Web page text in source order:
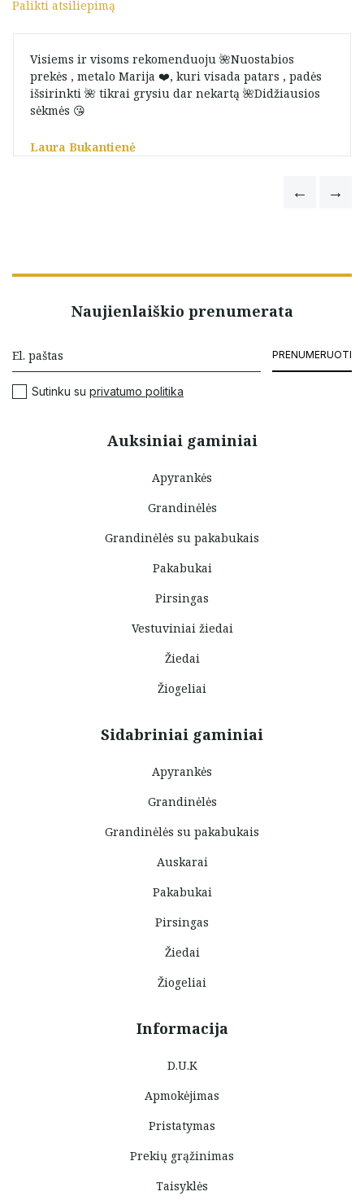
Palikti atsiliepimą
Visiems ir visoms rekomenduoju 🌺Nuostabios
prekės , metalo Marija ❤️, kuri visada patars , padės
išsirinkti 🌺 tikrai grysiu dar nekartą 🌺Didžiausios
sėkmės 😘
Laura Bukantienė
Auksiniai gaminiai
Apyrankės
Grandinėlės
Grandinėlės su pakabukais
Pakabukai
Pirsingas
Vestuviniai žiedai
Žiedai
Žiogeliai
Sidabriniai gaminiai
Apyrankės
Grandinėlės
Grandinėlės su pakabukais
Auskarai
Pakabukai
Pirsingas
Žiedai
Žiogeliai
Informacija
D.U.K
Apmokėjimas
Pristatymas
Prekių grąžinimas
Taisyklės
Naujienlaiškio prenumerata
PRENUMERUOTI
Sutinku su privatumo politika